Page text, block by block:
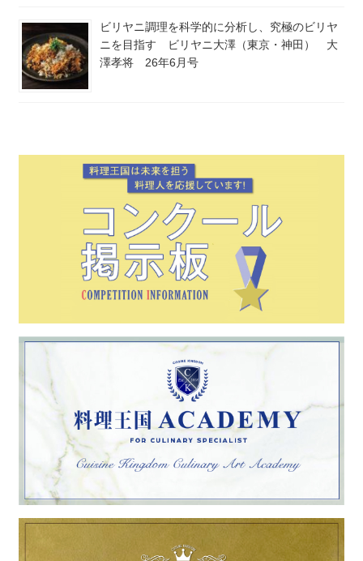
ビリヤニ調理を科学的に分析し、究極のビリヤ
ニを目指す ビリヤニ大澤（東京・神田） 大
澤孝将 26年6月号